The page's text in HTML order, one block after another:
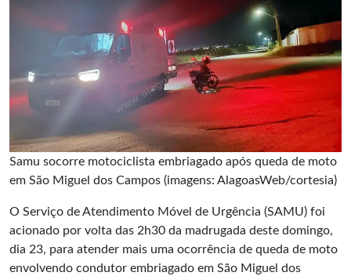
Samu socorre motociclista embriagado após queda de moto
em São Miguel dos Campos (imagens: AlagoasWeb/cortesia)
O Serviço de Atendimento Móvel de Urgência (SAMU) foi
acionado por volta das 2h30 da madrugada deste domingo,
dia 23, para atender mais uma ocorrência de queda de moto
envolvendo condutor embriagado em São Miguel dos